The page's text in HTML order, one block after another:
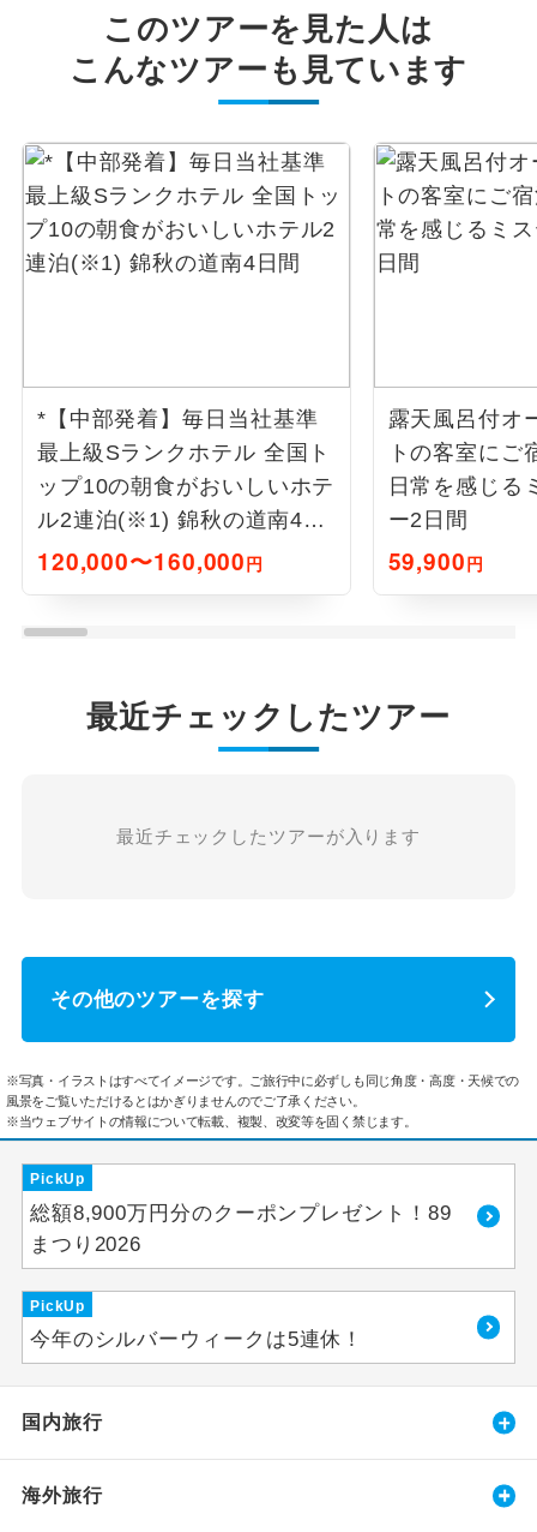
このツアーを見た人は
こんなツアーも見ています
*【中部発着】毎日当社基準
最上級Sランクホテル 全国ト
ップ10の朝食がおいしいホテ
ル2連泊(※1) 錦秋の道南4日
間
120,000〜160,000円
露天風呂付オ
トの客室にご
日常を感じる
ー2日間
59,900円
最近チェックしたツアー
最近チェックしたツアーが入ります
その他のツアーを探す
※写真・イラストはすべてイメージです。ご旅行中に必ずしも同じ角度・高度・天候での
風景をご覧いただけるとはかぎりませんのでご了承ください。
※当ウェブサイトの情報について転載、複製、改変等を固く禁じます。
PickUp
総額8,900万円分のクーポンプレゼント！89
まつり2026
PickUp
今年のシルバーウィークは5連休！
国内旅行
海外旅行